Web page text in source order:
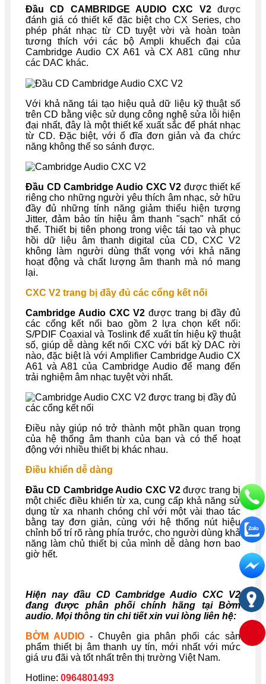
Đầu CD CAMBRIDGE AUDIO CXC V2được
đánh giá có thiết kế đặc biệt cho CX Series, cho
phép phát nhạc từ CD tuyệt vời và hoàn toàn
tương thích với các bộ Ampli khuếch đại của
Cambridge Audio CX A61 và CX A81 cũng như
các DAC khác.
Với khả năng tái tạo hiệu quả dữ liệu kỹ thuật số
trên CD bằng việc sử dụng công nghệ sửa lỗi hiện
đại nhất, đây là một thiết kế xuất sắc để phát nhạc
từ CD. Đặc biệt, với ổ đĩa đơn giản và đa chức
năng không thể so sánh được.
Đầu CD Cambridge Audio CXC V2 được thiết kế
riêng cho những người yêu thích âm nhạc, sở hữu
đầy đủ những tính năng giảm thiểu hiện tượng
Jitter, đảm bảo tín hiệu âm thanh "sạch" nhất có
thể. Thiết bị tiên phong trong việc tái tạo và phục
hồi dữ liệu âm thanh digital của CD, CXC V2
không làm người dùng thất vọng với khả năng
hoạt động và chất lượng âm thanh mà nó mang
lại.
CXC V2 trang bị đầy đủ các cổng kết nối
Cambridge Audio CXC V2 được trang bị đầy đủ
các cổng kết nối bao gồm 2 lựa chọn kết nối:
S/PDIF Coaxial và Toslink để xuất tín hiệu kỹ thuật
số, giúp dễ dàng kết nối CXC với bất kỳ DAC rời
nào, đặc biệt là với Amplifier Cambridge Audio CX
A61 và A81 của Cambridge Audio để mang đến
trải nghiệm âm nhạc tuyệt vời nhất.
Điều này giúp nó trở thành một phần quan trọng
của hệ thống âm thanh của bạn và có thể hoạt
động với nhiều thiết bị khác nhau.
Điều khiển dễ dàng
Đầu CD Cambridge Audio CXC V2được trang bị
một chiếc điều khiển từ xa, cung cấp khả năng sử
dụng từ xa nhanh chóng chỉ với một vài thao tác
bằng tay đơn giản, cùng với hệ thống nút hiệu
chỉnh bố trí rõ ràng phía trước, cho người dùng khả
năng làm chủ thiết bị của mình dễ dàng hơn bao
giờ hết.
Hiện nay đầu CD Cambridge Audio CXC V2
đang được phân phối chính hãng tại Bờm
audio. Mọi thông tin chi tiết xin vui lòng liên hệ:
BỜM AUDIO- Chuyên gia phân phối các sản
phẩm thiết bị âm thanh uy tín, mới nhất với mức
giá ưu đãi và tốt nhất trên thị trường Việt Nam.
Hotline: 0964801493